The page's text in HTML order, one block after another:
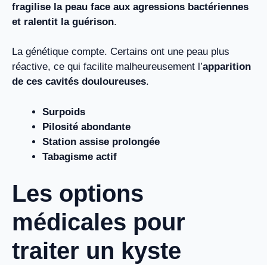
fragilise la peau face aux agressions bactériennes
et ralentit la guérison.
La génétique compte. Certains ont une peau plus
réactive, ce qui facilite malheureusement l’apparition
de ces cavités douloureuses.
Surpoids
Pilosité abondante
Station assise prolongée
Tabagisme actif
Les options
médicales pour
traiter un kyste